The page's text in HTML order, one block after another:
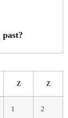
Z Z
1 2